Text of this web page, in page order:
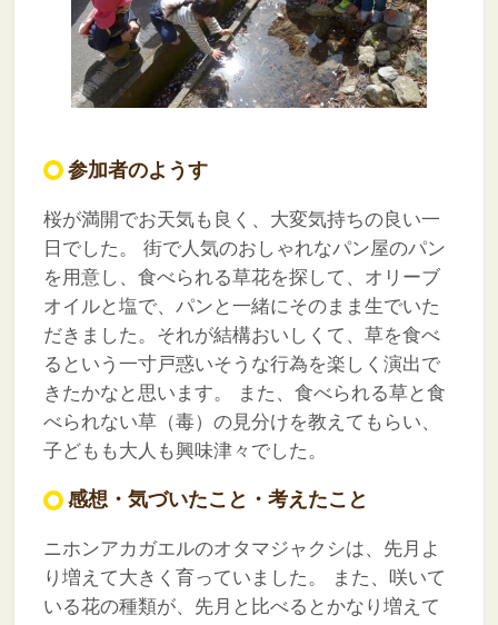
参加者のようす
桜が満開でお天気も良く、大変気持ちの良い一
日でした。
街で人気のおしゃれなパン屋のパン
を用意し、食べられる草花を探して、オリーブ
オイルと塩で、パンと一緒にそのまま生でいた
だきました。それが結構おいしくて、草を食べ
るという一寸戸惑いそうな行為を楽しく演出で
きたかなと思います。
また、食べられる草と食
べられない草（毒）の見分けを教えてもらい、
子どもも大人も興味津々でした。
感想・気づいたこと・考えたこと
ニホンアカガエルのオタマジャクシは、先月よ
り増えて大きく育っていました。
また、咲いて
いる花の種類が、先月と比べるとかなり増えて